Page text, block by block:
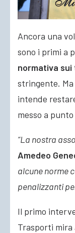
Ancora una
sono i primi a
normativa sui
stringente.
intende
messo a
“La nostra
Amedeo
alcune norme
penalizzanti
Il primo
Trasporti mira